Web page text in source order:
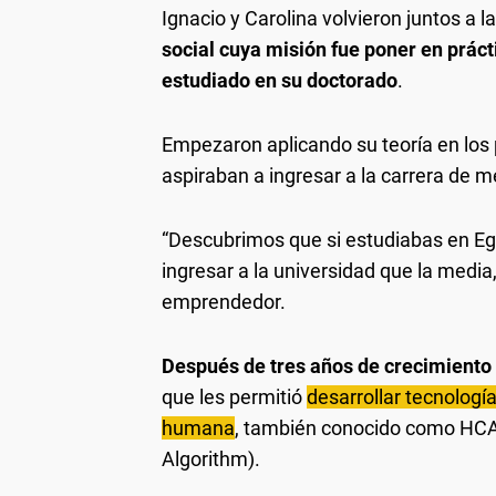
Ignacio y Carolina volvieron juntos a
social cuya misión fue poner en
estudiado en su doctorado.
Empezaron aplicando su teoría en
aspiraban a ingresar a la carrera de
“Descubrimos que si estudiabas en
ingresar a la universidad que la
emprendedor.
Después de tres años de
que les permitiódesarrollar
humana, también conocido como
Algorithm).